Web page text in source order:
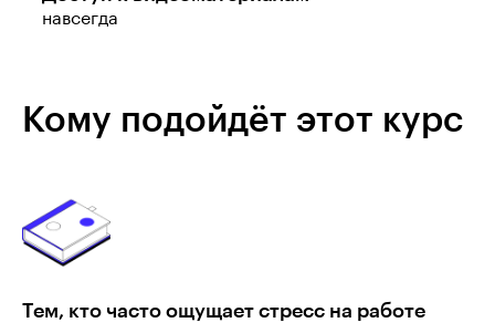
навсегда
Кому подойдёт этот курс
Тем, кто часто ощущает стресс на работе